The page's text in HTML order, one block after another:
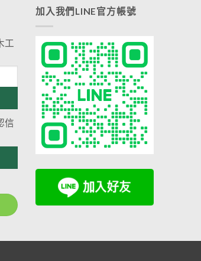
工
信
加入我們LINE官方帳號